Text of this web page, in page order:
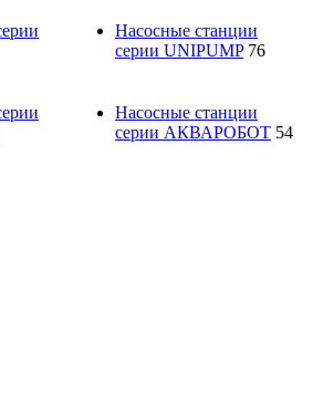
Насосные станции
серии UNIPUMP 76
Насосные станции
серии АКВАРОБОТ 54